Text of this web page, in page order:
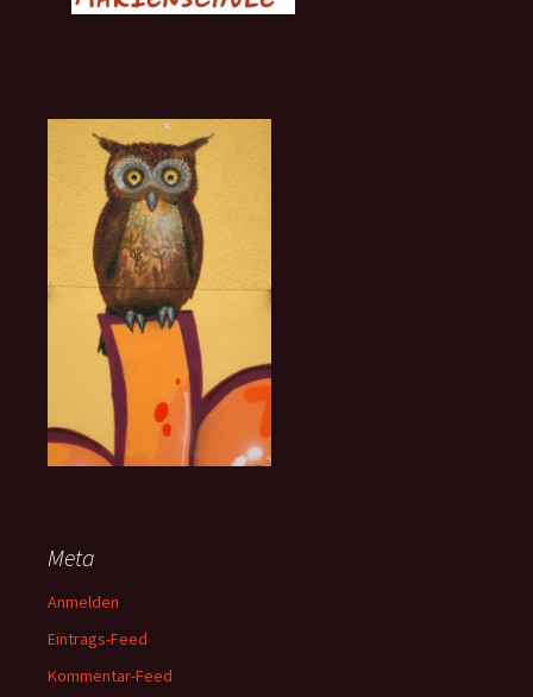
Meta
Anmelden
Eintrags-Feed
Kommentar-Feed